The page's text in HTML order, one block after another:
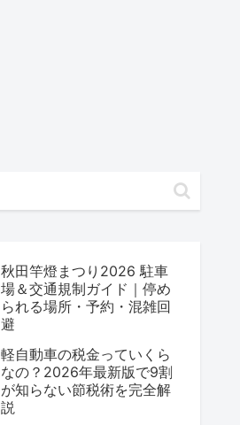
秋田竿燈まつり2026 駐車
場＆交通規制ガイド｜停め
られる場所・予約・混雑回
避
軽自動車の税金っていくら
なの？2026年最新版で9割
が知らない節税術を完全解
説